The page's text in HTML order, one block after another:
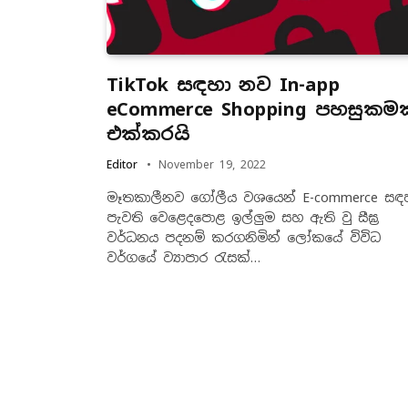
TikTok සඳහා නව In-app
eCommerce Shopping
එක්කරයි
Editor November 19, 2022
මෑතකාලීනව ගෝලීය වශයෙන් E-commerce
පැවති වෙළෙදපොළ ඉල්ලුම සහ ඇති වු සීඝ්‍ර
වර්ධනය පදනම් කරගනිමින් ලෝකයේ විවිධ
වර්ගයේ ව්‍යාපාර රැසක්…